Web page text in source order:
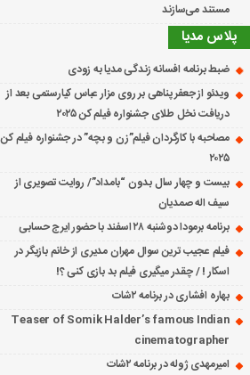
مستند می‌سازند
پلاس مدیا
ضبط برنامه افسانه زندگی مدیا به زودی
ویدئو از جعفر پناهی بر روی مزار عباس کیارستمی بعد از
دریافت نخل طلای جشنواره فیلم کن ۲۰۲۵
مصاحبه با کارگردان فیلم”زن و بچه” در جشنواره فیلم کن
۲۰۲۵
بیست و چهار سال بدون “بامداد”/ روایت تصویری از
سیف اله صمدیان
برنامه برمودا دوشنبه ۲۸ اسفند با حضور ایرج حسابی
فیلم عجیب ترین سوال مهران مدیری از خانم بازیگر در
اسکار ! / چقدر میگیری فیلم بد بازی کنی ؟!
بهاره افشاری در برنامه ۲شات
Teaser of Somik Halder’s famous Indian
cinematographer
امیرمهدی ژوله در برنامه ۲شات